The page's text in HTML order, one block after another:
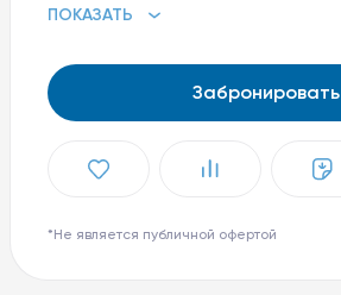
ПОКАЗАТЬ
Забронировать
*Не является публичной офертой